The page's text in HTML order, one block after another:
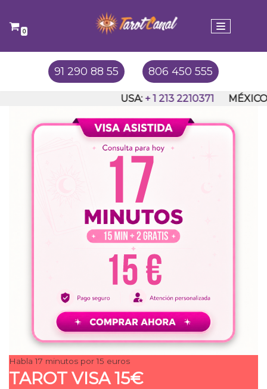
Saltar
contenido
0
91 290 88 55 806 450 555
USA:+ 1 213 2210371 MÉXICO:
Habla 17 minutos por 15 euros
TAROT VISA 15€